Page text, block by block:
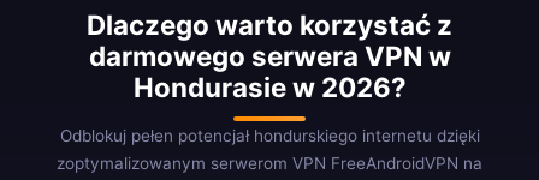
Dlaczego warto korzystać z
darmowego serwera VPN w
Hondurasie w 2026?
Odblokuj pełen potencjał hondurskiego internetu dzięki
zoptymalizowanym serwerom VPN FreeAndroidVPN na